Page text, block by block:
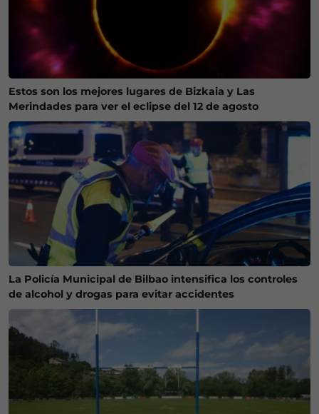
Estos son los mejores lugares de Bizkaia y Las
Merindades para ver el eclipse del 12 de agosto
La Policía Municipal de Bilbao intensifica los controles
de alcohol y drogas para evitar accidentes